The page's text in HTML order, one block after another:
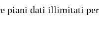
piani dati illimitati per